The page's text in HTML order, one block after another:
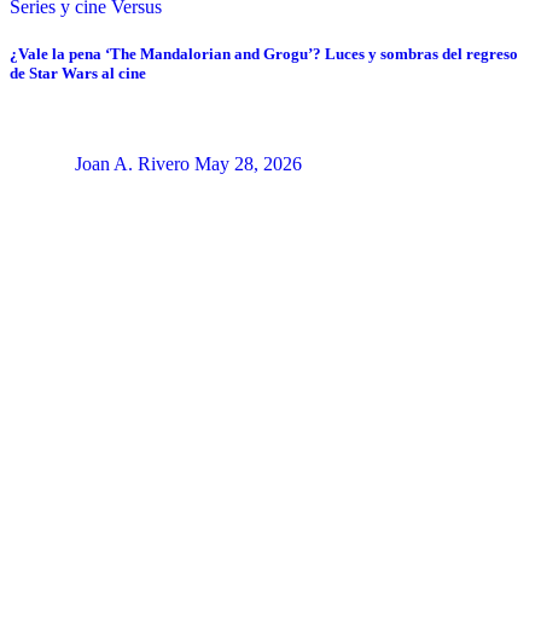
Series y cine Versus
¿Vale la pena ‘The Mandalorian and Grogu’? Luces y sombras del regreso
de Star Wars al cine
Joan A. Rivero May 28, 2026